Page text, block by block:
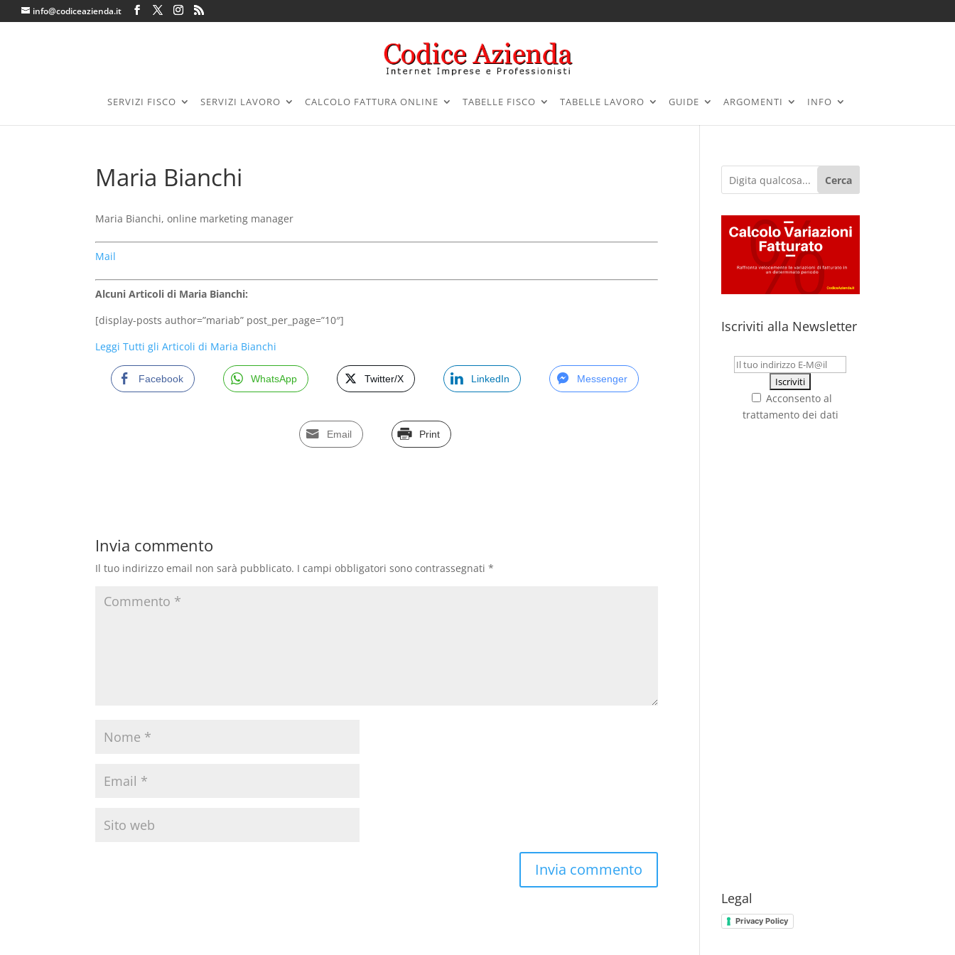
info@codiceazienda.it
SERVIZI FISCO SERVIZI LAVORO CALCOLO FATTURA ONLINE TABELLE FISCO TABELLE LAVORO GUIDE ARGOMENTI INFO
Maria Bianchi
Maria Bianchi, online marketing manager
Mail
Alcuni Articoli di Maria Bianchi:
[display-posts author=”mariab” post_per_page=”10″]
Leggi Tutti gli Articoli di Maria Bianchi
Facebook WhatsApp Twitter/X LinkedIn Messenger
Email Print
Invia commento
Il tuo indirizzo email non sarà pubblicato. I campi obbligatori sono contrassegnati*
Cerca
Iscriviti alla Newsletter
Acconsento al
trattamento dei dati
Legal
Privacy Policy